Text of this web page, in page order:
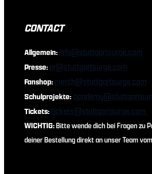
CONTACT
Allgemein:info@stuttgartsurge.com
Presse:pr@stuttgartsurge.com
Fanshop:merch@stuttgartsurge.com
Schulprojekte:
Tickets: tickets@stuttgartsurge.com
WICHTIG:Bitte wende dich bei Fragen zu
deiner Bestellung direkt an unser Team